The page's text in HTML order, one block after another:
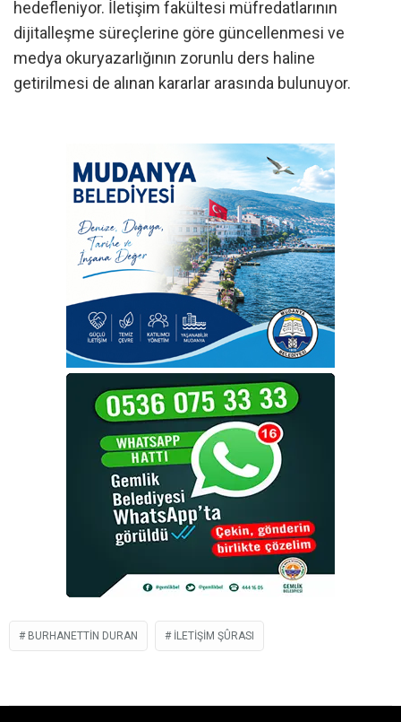
hedefleniyor. İletişim fakültesi müfredatlarının
dijitalleşme süreçlerine göre güncellenmesi ve
medya okuryazarlığının zorunlu ders haline
getirilmesi de alınan kararlar arasında bulunuyor.
BURHANETTIN DURAN İLETIŞIM ŞÛRASI